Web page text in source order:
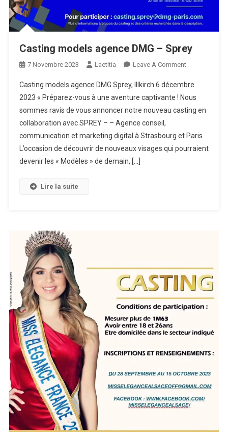
Casting models agence DMG – Sprey
7 Novembre 2023 Laetitia Leave A CommentOn
Models
Agence
DMG
Sprey
Casting models agence DMG Sprey, Illkirch 6 décembre
2023 « Préparez-vous à une aventure captivante ! Nous
sommes ravis de vous annoncer notre nouveau casting en
collaboration avec SPREY – – Agence conseil,
communication et marketing digital à Strasbourg et Paris
L’occasion de découvrir de nouveaux visages qui pourraient
devenir les « Modèles » de demain, […]
Lire la suite